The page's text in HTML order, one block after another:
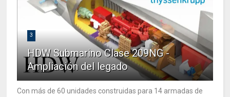
3
HDW Submarino Clase 209NG -
Ampliación del legado
Con más de 60 unidades construidas para 14 armadas de